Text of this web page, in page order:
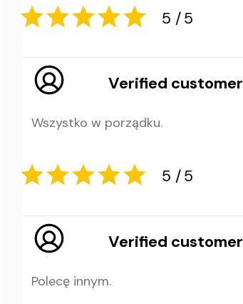
Verified customer
Wszystko w porządku.
Verified customer
Polecę innym.